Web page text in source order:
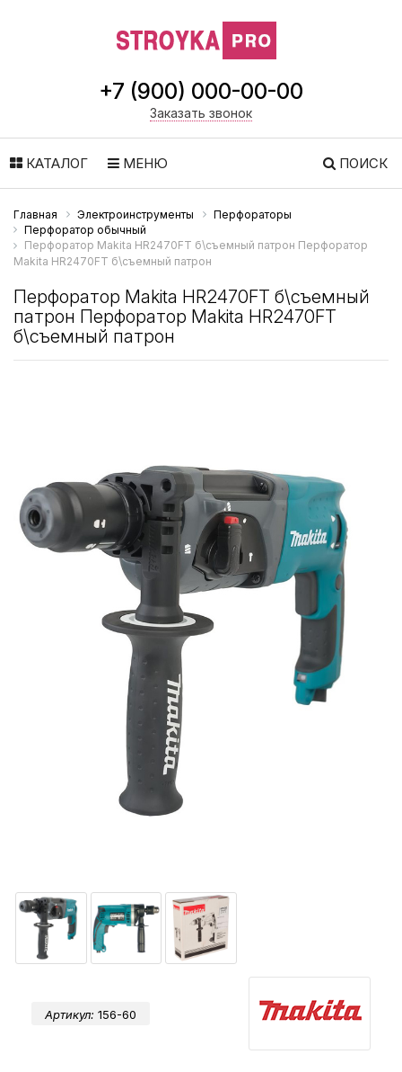
+7 (900) 000-00-00
Заказать звонок
КАТАЛОГ МЕНЮ ПОИСК
Главная Электроинструменты
Перфораторы
Перфоратор обычный
Перфоратор Makita HR2470FT б\съемный патрон Перфоратор
Makita HR2470FT б\съемный патрон
Перфоратор Makita HR2470FT б\съемный
патрон Перфоратор Makita HR2470FT
б\съемный патрон
Артикул: 156-60